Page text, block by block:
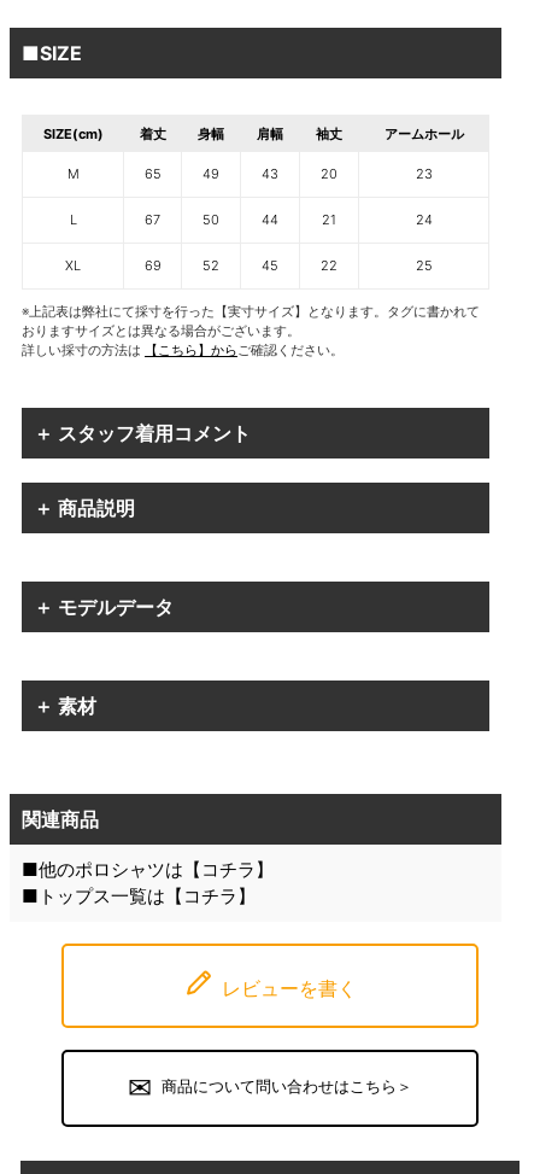
■SIZE
SIZE(cm) 着丈 身幅 肩幅 袖丈 アームホール
M 65 49 43 20 23
L 67 50 44 21 24
XL 69 52 45 22 25
※上記表は弊社にて採寸を行った【実寸サイズ】となります。タグに書かれて
おりますサイズとは異なる場合がございます。
詳しい採寸の方法は
【こちら】からご確認ください。
＋ スタッフ着用コメント
＋ 商品説明
＋ モデルデータ
＋ 素材
関連商品
■他のポロシャツは【 コチラ 】
■トップス一覧は【 コチラ 】
レビューを書く
商品について問い合わせはこちら＞